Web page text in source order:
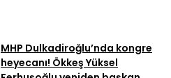
MHP Dulkadiroğlu’nda kongre
heyecanı! Ökkeş Yüksel